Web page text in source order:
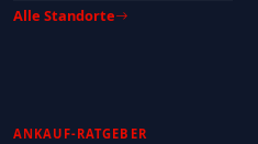
Alle Standorte
ANKAUF-RATGEBER